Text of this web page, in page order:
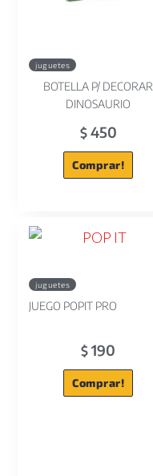
juguetes
BOTELLA P/ DECORAR
DINOSAURIO
$450
Comprar!
juguetes
JUEGO POPIT PRO
$ 190
Comprar!